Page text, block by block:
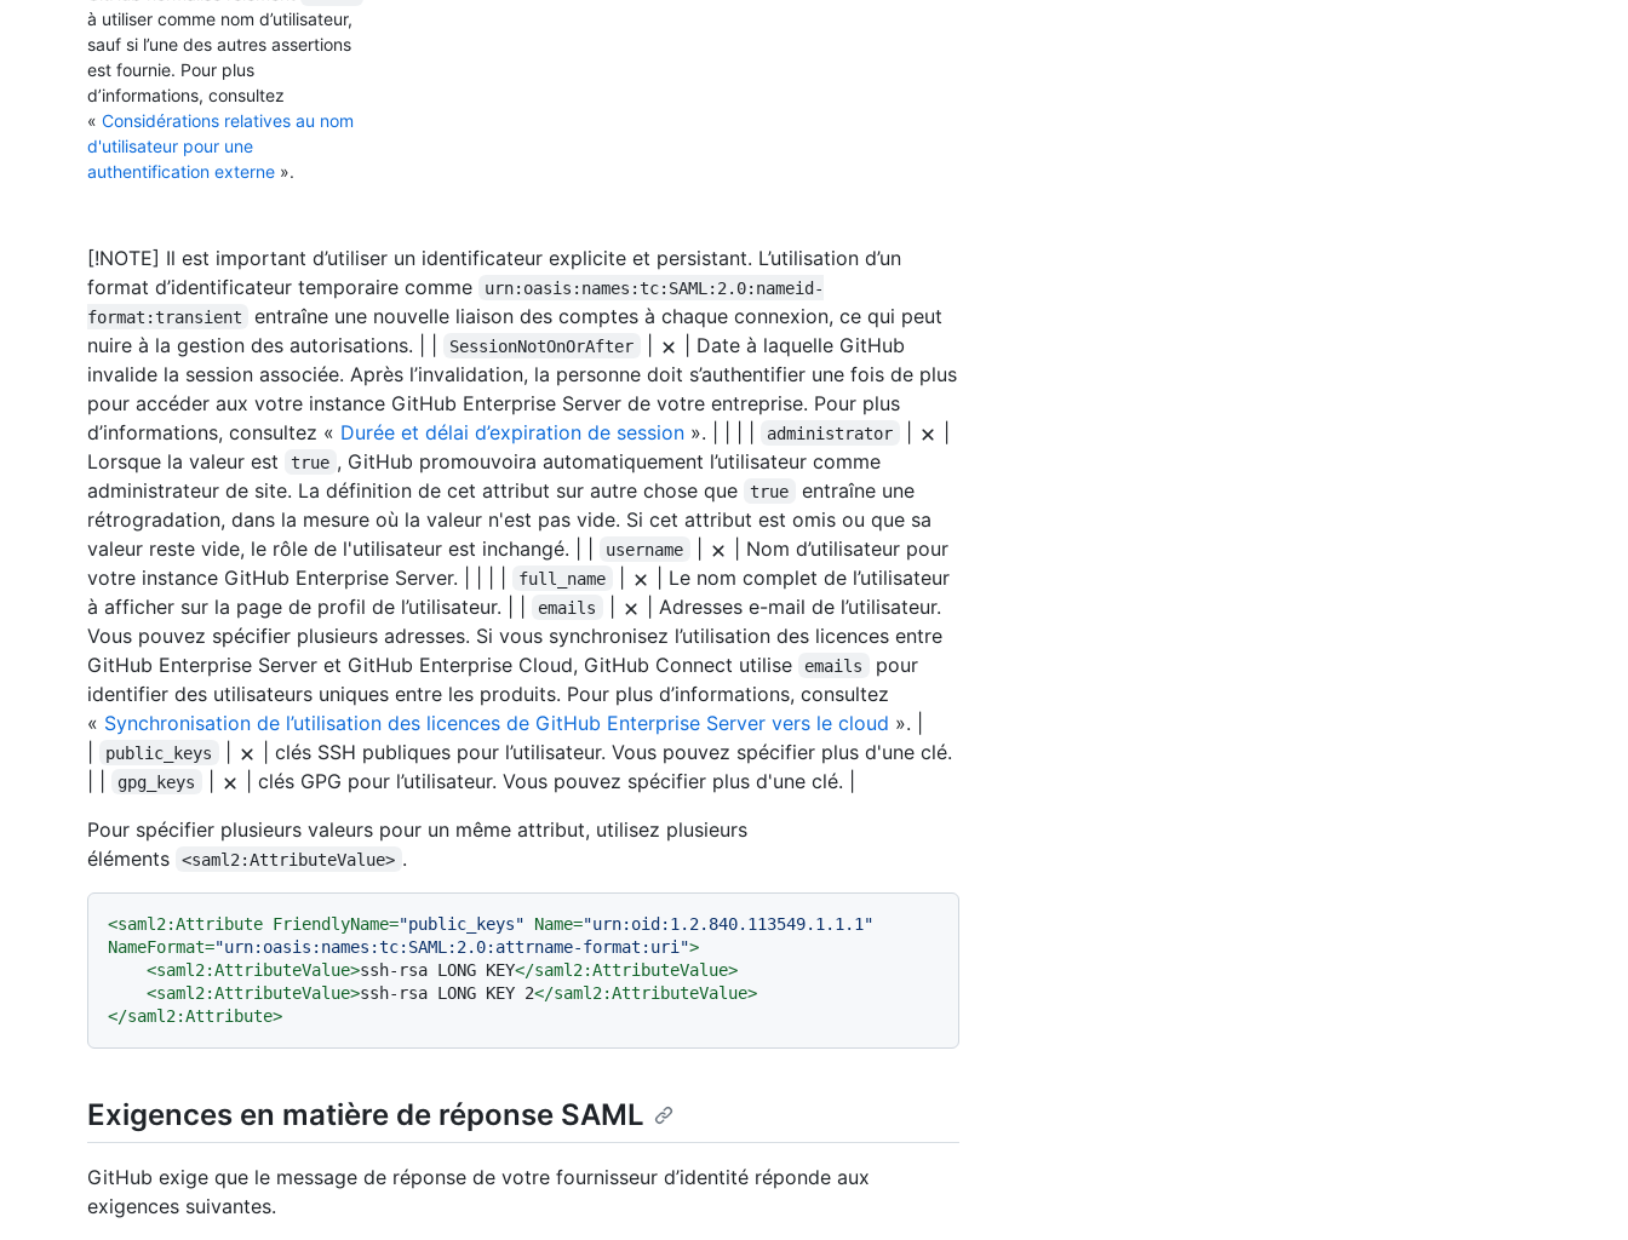
à utiliser comme nom d’utilisateur,
sauf si l’une des autres assertions
est fournie. Pour plus
d’informations, consultez
« Considérations relatives au nom
d'utilisateur pour une
authentification externe ».
[!NOTE] Il est important d’utiliser un identificateur explicite et persistant. L’utilisation d’un
format d’identificateur temporaire comme
urn:oasis:names:tc:SAML:2.0:nameid-
format:transient
entraîne une nouvelle liaison des comptes à chaque connexion, ce qui peut
nuire à la gestion des autorisations. | |
SessionNotOnOrAfter
| Date à laquelle GitHub
invalide la session associée. Après l’invalidation, la personne doit s’authentifier une fois de plus
pour accéder aux votre instance GitHub Enterprise Server de votre entreprise. Pour plus
d’informations, consultez « Durée et délai d’expiration de session ». | | | | administrator
Lorsque la valeur est
true , GitHub promouvoira automatiquement l’utilisateur comme
administrateur de site. La définition de cet attribut sur autre chose que
true
entraîne une
rétrogradation, dans la mesure où la valeur n'est pas vide. Si cet attribut est omis ou que sa
valeur reste vide, le rôle de l'utilisateur est inchangé. | |
username
| Nom d’utilisateur pour
votre instance GitHub Enterprise Server. | | | |
full_name
| Le nom complet de l’utilisateur
à afficher sur la page de profil de l’utilisateur. | |
emails
| Adresses e-mail de l’utilisateur.
Vous pouvez spécifier plusieurs adresses. Si vous synchronisez l’utilisation des licences entre
GitHub Enterprise Server et GitHub Enterprise Cloud, GitHub Connect utilise
emails
pour
identifier des utilisateurs uniques entre les produits. Pour plus d’informations, consultez
« Synchronisation de l’utilisation des licences de GitHub Enterprise Server vers le cloud ». |
public_keys
| clés SSH publiques pour l’utilisateur. Vous pouvez spécifier plus d'une clé.
gpg_keys
| clés GPG pour l’utilisateur. Vous pouvez spécifier plus d'une clé. |
Pour spécifier plusieurs valeurs pour un même attribut, utilisez plusieurs
éléments
<saml2:AttributeValue> .
<saml2:Attribute FriendlyName="public_keys" Name="urn:oid:1.2.840.113549.1.1.1"
NameFormat="urn:oasis:names:tc:SAML:2.0:attrname-format:uri">
<saml2:AttributeValue>ssh-rsa LONG KEY</saml2:AttributeValue>
<saml2:AttributeValue>ssh-rsa LONG KEY 2</saml2:AttributeValue>
</saml2:Attribute>
Exigences en matière de réponse SAML
GitHub exige que le message de réponse de votre fournisseur d’identité réponde aux
exigences suivantes.